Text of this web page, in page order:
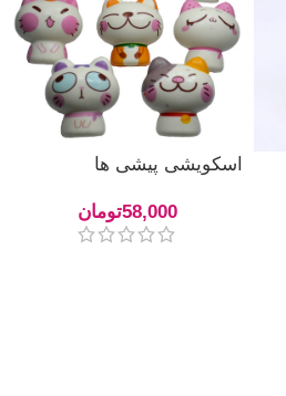
اسکویشی پیشی ها
58,000تومان